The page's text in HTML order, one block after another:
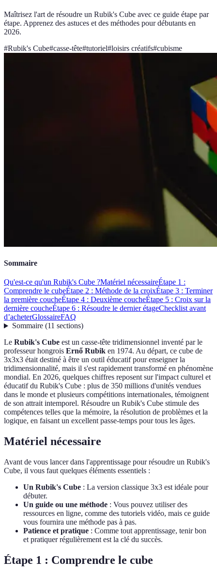
Maîtrisez l'art de résoudre un Rubik's Cube avec ce guide étape par
étape. Apprenez des astuces et des méthodes pour débutants en
2026.
#Rubik's Cube#casse-tête#tutoriel#loisirs créatifs#cubisme
Sommaire
Qu'est-ce qu'un Rubik's Cube ?Matériel nécessaireÉtape 1 :
Comprendre le cubeÉtape 2 : Méthode de la croixÉtape 3 : Terminer
la première coucheÉtape 4 : Deuxième coucheÉtape 5 : Croix sur la
dernière coucheÉtape 6 : Résoudre le dernier étageChecklist avant
d’acheterGlossaireFAQ
Sommaire(11 sections)
Le Rubik's Cube est un casse-tête tridimensionnel inventé par le
professeur hongrois Ernő Rubik en 1974. Au départ, ce cube de
3x3x3 était destiné à être un outil éducatif pour enseigner la
tridimensionnalité, mais il s'est rapidement transformé en phénomène
mondial. En 2026, quelques chiffres reposent sur l'impact culturel et
éducatif du Rubik's Cube : plus de 350 millions d'unités vendues
dans le monde et plusieurs compétitions internationales, témoignent
de son attrait intemporel. Résoudre un Rubik's Cube stimule des
compétences telles que la mémoire, la résolution de problèmes et la
logique, en faisant un excellent passe-temps pour tous les âges.
Matériel nécessaire
Avant de vous lancer dans l'apprentissage pour résoudre un Rubik's
Cube, il vous faut quelques éléments essentiels :
Un Rubik's Cube : La version classique 3x3 est idéale pour
débuter.
Un guide ou une méthode : Vous pouvez utiliser des
ressources en ligne, comme des tutoriels vidéo, mais ce guide
vous fournira une méthode pas à pas.
Patience et pratique : Comme tout apprentissage, tenir bon
et pratiquer régulièrement est la clé du succès.
Étape 1 : Comprendre le cube